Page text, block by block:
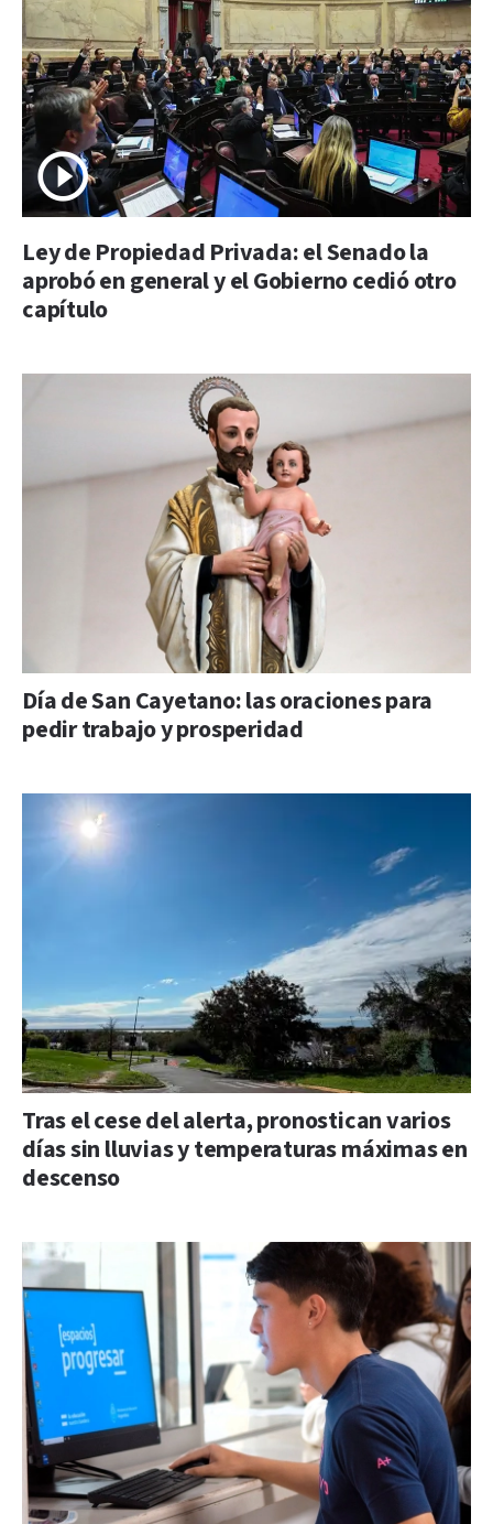
Ley de Propiedad Privada: el Senado la
aprobó en general y el Gobierno cedió otro
capítulo
Día de San Cayetano: las oraciones para
pedir trabajo y prosperidad
Tras el cese del alerta, pronostican varios
días sin lluvias y temperaturas máximas en
descenso